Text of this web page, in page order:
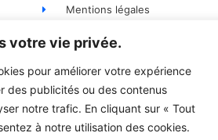
votre vie privée.
pour améliorer votre expérience
des publicités ou des contenus
notre trafic. En cliquant sur « Tout
à notre utilisation des cookies.
Mentions légales
Politiques de
confidentialité
Conditions générales de
vente
Règlement et Expédition